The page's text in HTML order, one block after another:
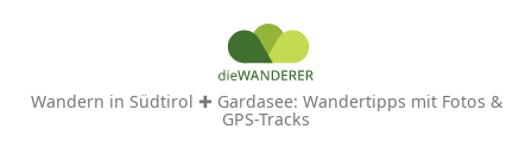
Wandern in Südtirol ✚ Gardasee: Wandertipps mit Fotos &
GPS-Tracks